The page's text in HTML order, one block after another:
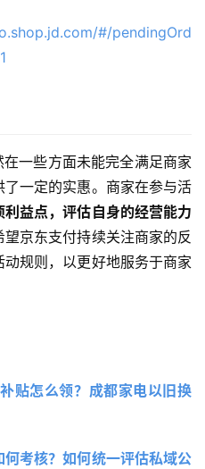
#/pendingOrd
一些方面未能完全满足商家
一定的实惠。商家在参与活
益点，评估自身的经营能力
望京东支付持续关注商家的反
规则，以更好地服务于商家
贴怎么领？成都家电以旧换
考核？如何统一评估私域公